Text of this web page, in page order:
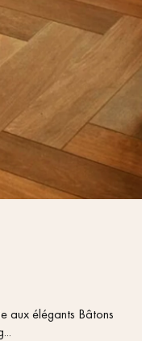
aux élégants Bâtons